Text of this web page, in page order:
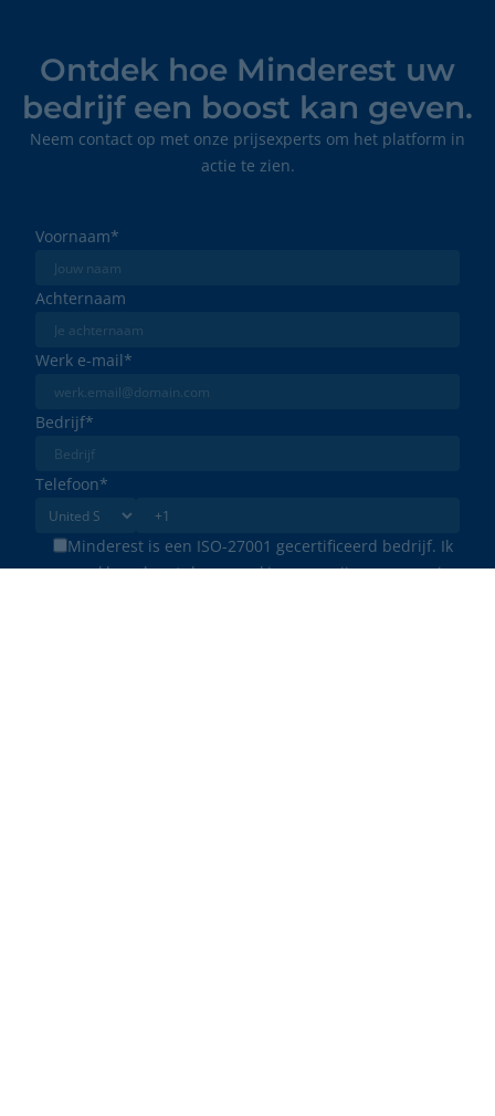
Ontdek hoe Minderest uw
bedrijf een boost kan geven.
Neem contact op met onze prijsexperts om het platform in
actie te zien.
Voornaam*
Achternaam
Werk e-mail*
Bedrijf*
Telefoon*
Minderest is een ISO-27001 gecertificeerd bedrijf. Ik
ga akkoord met de verwerking van mijn gegevens in